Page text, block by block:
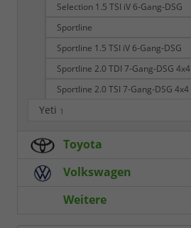
Selection 1.5 TSI iV 6-Gang-DSG
Sportline
Sportline 1.5 TSI iV 6-Gang-DSG
Sportline 2.0 TDI 7-Gang-DSG 4x4
Sportline 2.0 TSI 7-Gang-DSG 4x4
Yeti 1
Toyota
Volkswagen
Weitere